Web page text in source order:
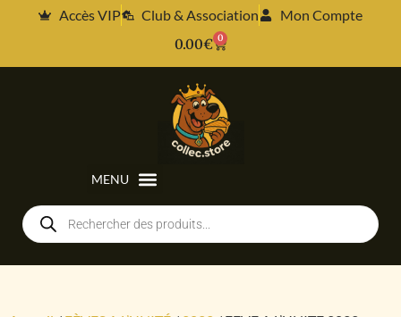
Accès VIP Club & Association
Mon Compte
0.00€ 0